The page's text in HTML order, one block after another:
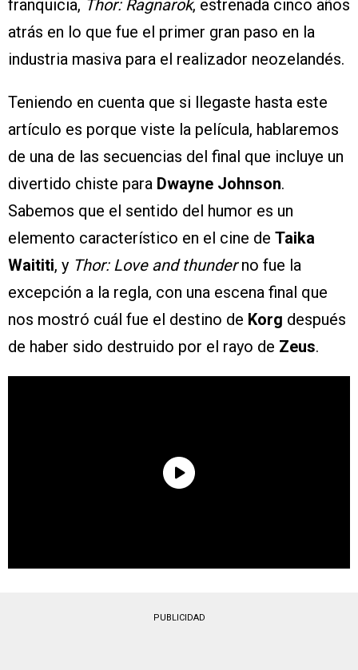
franquicia, Thor: Ragnarok, estrenada cinco años
atrás en lo que fue el primer gran paso en la
industria masiva para el realizador neozelandés.
Teniendo en cuenta que si llegaste hasta este
artículo es porque viste la película, hablaremos
de una de las secuencias del final que incluye un
divertido chiste para Dwayne Johnson.
Sabemos que el sentido del humor es un
elemento característico en el cine de Taika
Waititi, y Thor: Love and thunderno fue la
excepción a la regla, con una escena final que
nos mostró cuál fue el destino de Korg después
de haber sido destruido por el rayo de Zeus.
PUBLICIDAD